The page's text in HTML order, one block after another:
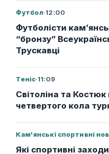
Футбол·12:00
Футболісти
“бронзу”
Трускавці
Теніс·11:09
Світоліна та
четвертого кола
Кам'янські спортивні
Які спортивні